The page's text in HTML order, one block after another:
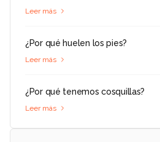
Leer más
¿Por qué huelen los pies?
Leer más
¿Por qué tenemos cosquillas?
Leer más